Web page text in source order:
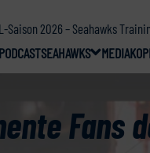
Saison 2026 – Seahawks
SEAHAWKS MEDIA
Fans